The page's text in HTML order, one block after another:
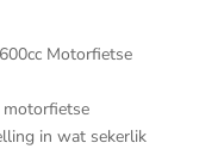
Motorfietse
motorfietse
in wat sekerlik